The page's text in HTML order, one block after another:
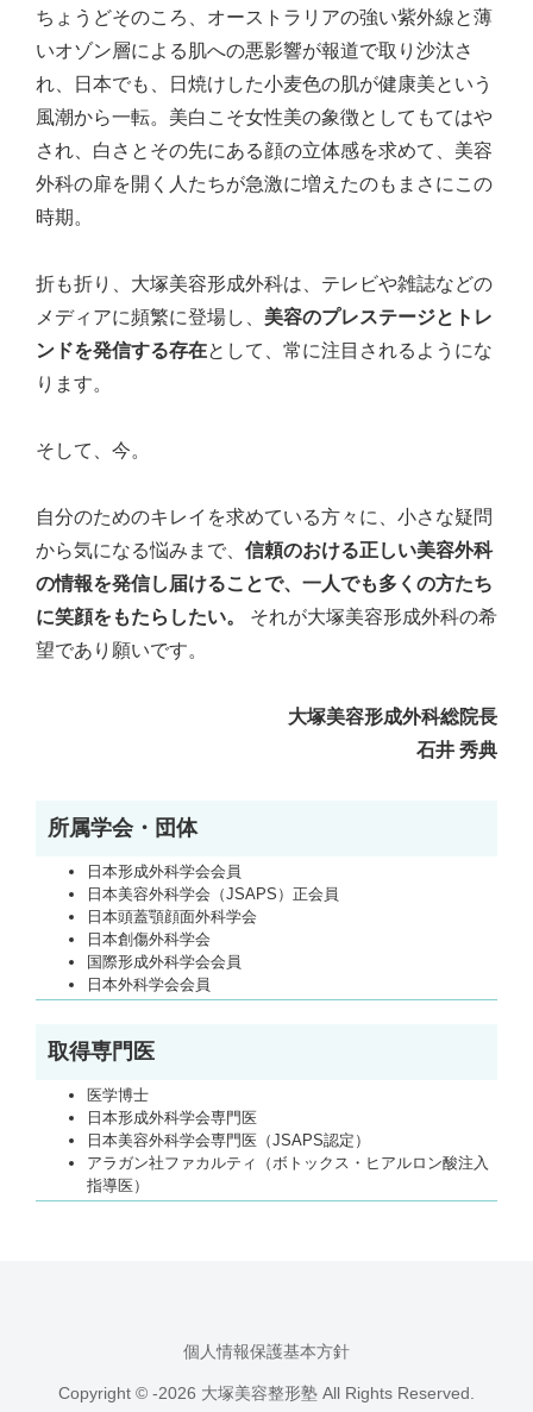
ちょうどそのころ、オーストラリアの強い紫外線と薄
いオゾン層による肌への悪影響が報道で取り沙汰さ
れ、日本でも、日焼けした小麦色の肌が健康美という
風潮から一転。美白こそ女性美の象徴としてもてはや
され、白さとその先にある顔の立体感を求めて、美容
外科の扉を開く人たちが急激に増えたのもまさにこの
時期。
折も折り、大塚美容形成外科は、テレビや雑誌などの
メディアに頻繁に登場し、 美容のプレステージとトレ
ンドを発信する存在として、常に注目されるようにな
ります。
そして、今。
自分のためのキレイを求めている方々に、小さな疑問
から気になる悩みまで、 信頼のおける正しい美容外科
の情報を発信し届けることで、一人でも多くの方たち
に笑顔をもたらしたい。
それが大塚美容形成外科の希
望であり願いです。
大塚美容形成外科総院長
石井 秀典
所属学会・団体
日本形成外科学会会員
日本美容外科学会（JSAPS）正会員
日本頭蓋顎顔面外科学会
日本創傷外科学会
国際形成外科学会会員
日本外科学会会員
取得専門医
医学博士
日本形成外科学会専門医
日本美容外科学会専門医（JSAPS認定）
アラガン社ファカルティ（ボトックス・ヒアルロン酸注入
指導医）
個人情報保護基本方針
Copyright © -2026 大塚美容整形塾 All Rights Reserved.